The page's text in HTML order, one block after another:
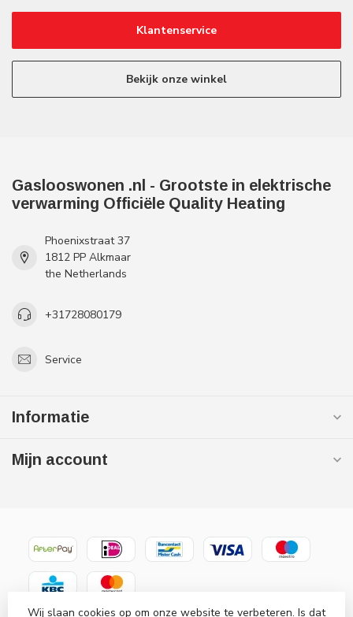
Klantenservice
Bekijk onze winkel
Gaslooswonen .nl - Grootste in elektrische
verwarming Officiële Quality Heating
Phoenixstraat 37
1812 PP Alkmaar
the Netherlands
+31728080179
Service
Informatie
Mijn account
Wij slaan cookies op om onze website te verbeteren. Is dat